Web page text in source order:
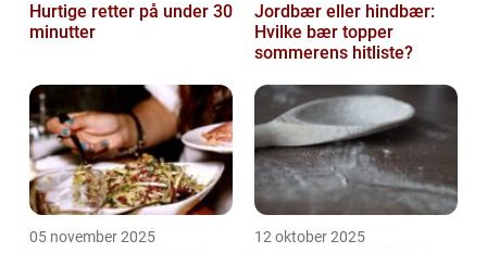
Hurtige retter på under 30
minutter
Jordbær eller hindbær:
Hvilke bær topper
sommerens hitliste?
05 november 2025 12 oktober 2025